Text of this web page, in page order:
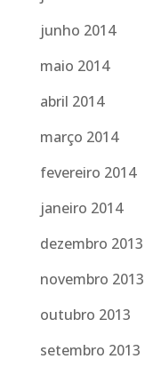
junho 2014
maio 2014
abril 2014
março 2014
fevereiro 2014
janeiro 2014
dezembro 2013
novembro 2013
outubro 2013
setembro 2013